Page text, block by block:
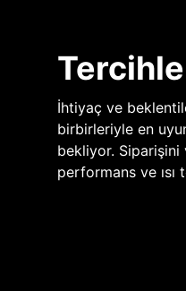
İhtiyaç ve
birbirleriyle en
bekliyor. Siparişini
performans ve ısı